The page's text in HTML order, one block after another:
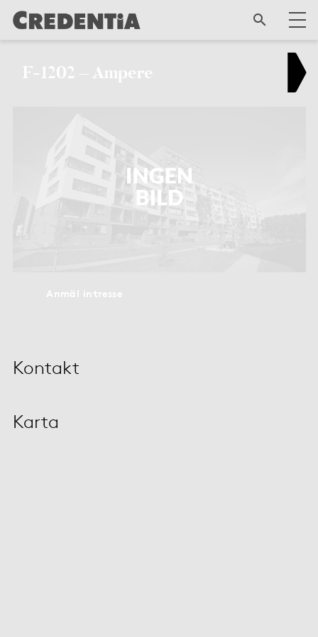
F-1202 – Ampere
Anmäl intresse
Kontakt
Karta